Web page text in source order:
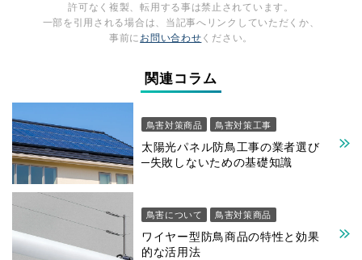
許可なく複製、転用する事は禁止されています。
一部を引用される場合は、 当記事へリンクしていただくか、
事前に お問い合わせ ください。
関連コラム
鳥害対策商品 鳥害対策工事
太陽光パネル防鳥工事の業者選び
─失敗しないための基礎知識
鳥害について 鳥害対策商品
ワイヤー型防鳥商品の特性と効果
的な活用法